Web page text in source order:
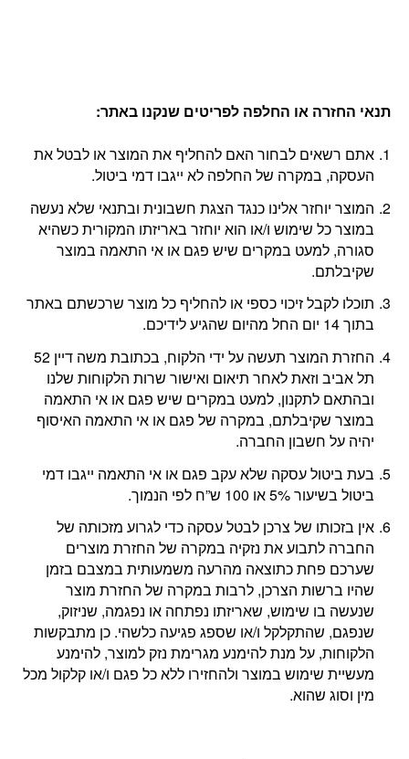
תנאי החזרה או החלפה לפריטים שנקנו באתר:
אתם רשאים לבחור האם להחליף את המוצר או לבטל את
העסקה, במקרה של החלפה לא ייגבו דמי ביטול.
המוצר יוחזר אלינו כנגד הצגת חשבונית ובתנאי שלא נעשה
במוצר כל שימוש ו/או הוא יוחזר באריזתו המקורית כשהיא
סגורה, למעט במקרים שיש פגם או אי התאמה במוצר
שקיבלתם.
תוכלו לקבל זיכוי כספי או להחליף כל מוצר שרכשתם באתר
בתוך 14 יום החל מהיום שהגיע לידיכם.
החזרת המוצר תעשה על ידי הלקוח, בכתובת משה דיין 52
תל אביב וזאת לאחר תיאום ואישור שרות הלקוחות שלנו
ובהתאם לתקנון, למעט במקרים שיש פגם או אי התאמה
במוצר שקיבלתם, במקרה של פגם או אי התאמה האיסוף
יהיה על חשבון החברה.
בעת ביטול עסקה שלא עקב פגם או אי התאמה ייגבו דמי
ביטול בשיעור 5% או 100 ש”ח לפי הנמוך.
אין בזכותו של צרכן לבטל עסקה כדי לגרוע מזכותה של
החברה לתבוע את נזקיה במקרה של החזרת מוצרים
שערכם פחת כתוצאה מהרעה משמעותית במצבם בזמן
שהיו ברשות הצרכן, לרבות במקרה של החזרת מוצר
שנעשה בו שימוש, שאריזתו נפתחה או נפגמה, שניזוק,
שנפגם, שהתקלקל ו/או שספג פגיעה כלשהי. כן מתבקשות
הלקוחות, על מנת להימנע מגרימת נזק למוצר, להימנע
מעשיית שימוש במוצר ולהחזירו ללא כל פגם ו/או קלקול מכל
מין וסוג שהוא.